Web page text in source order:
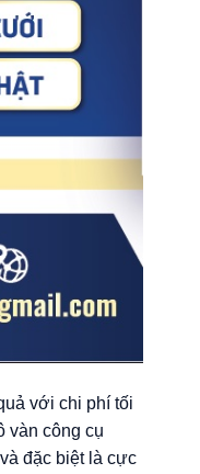
với chi phí tối
vàn công cụ
đặc biệt là cực